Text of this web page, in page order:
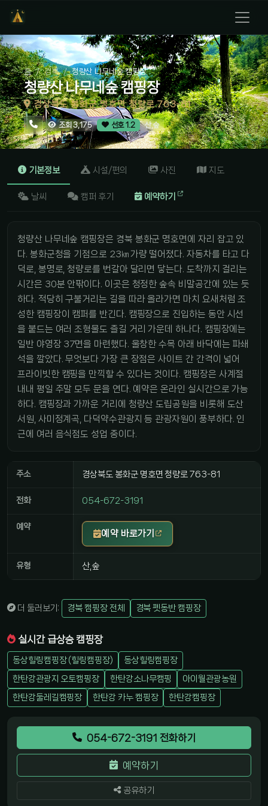
홈 경북 청량산 나무네숲 캠핑장
청량산 나무네숲 캠핑장
경상북도 봉화군 명호면 청량로 763-81
조회 3,175 선호 1.2 산,숲
기본정보 시설/편의 사진 지도
날씨 캠퍼 후기 예약하기
청량산 나무네숲 캠핑장은 경북 봉화군 명호면에 자리 잡고 있
다. 봉화군청을 기점으로 23㎞가량 떨어졌다. 자동차를 타고 다
덕로, 봉명로, 청량로를 번갈아 달리면 닿는다. 도착까지 걸리는
시간은 30분 안팎이다. 이곳은 청정한 숲속 비말공간에 있는 듯
하다. 적당히 구불거리는 길을 따라 올라가면 마치 요새처럼 조
성한 캠핑장이 캠퍼를 반긴다. 캠핑장으로 진입하는 동안 시선
을 붙드는 여러 조형물도 즐길 거리 가운데 하나다. 캠핑장에는
일반 야영장 37면을 마련했다. 울창한 수목 아래 바닥에는 파쇄
석을 깔았다. 무엇보다 가장 큰 장점은 사이트 간 간격이 넓어
프라이빗한 캠핑을 만끽할 수 있다는 것이다. 캠핑장은 사계절
내내 평일 주말 모두 문을 연다. 예약은 온라인 실시간으로 가능
하다. 캠핑장과 가까운 거리에 청량산 도립공원을 비롯해 도산
서원, 사미정계곡, 다덕약수관광지 등 관광자원이 풍부하다. 인
근에 여러 음식점도 성업 중이다.
주소 경상북도 봉화군 명호면 청량로 763-81
전화 054-672-3191
예약
예약 바로가기
유형 산,숲
더 둘러보기: 경북 캠핑장 전체 경북 펫동반 캠핑장
실시간 급상승 캠핑장
동상힐링캠핑장 (힐링캠핑장)
동상힐링캠핑장
한탄강관광지 오토캠핑장
한탄강소나무캠핑
아이월관광농원
한탄강둘레길캠핑장
한탄강 카누 캠핑장 한탄강캠핑장
054-672-3191 전화하기
예약하기
공유하기